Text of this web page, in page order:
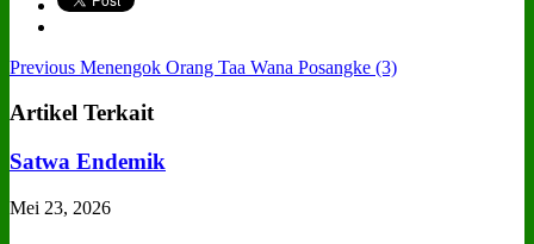
Previous Menengok Orang Taa Wana Posangke (3)
Artikel Terkait
Satwa Endemik
Mei 23, 2026